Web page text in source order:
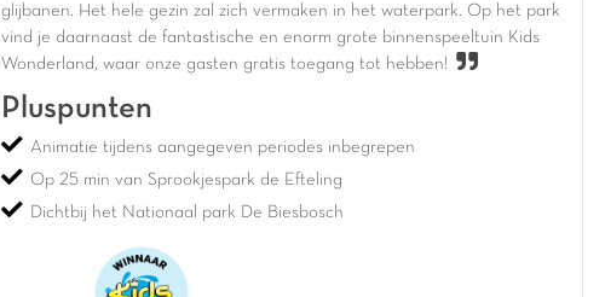
glijbanen. Het hele gezin zal zich vermaken in het waterpark. Op het park
vind je daarnaast de fantastische en enorm grote binnenspeeltuin Kids
Wonderland, waar onze gasten gratis toegang tot hebben!
Pluspunten
Animatie tijdens aangegeven periodes inbegrepen
Op 25 min van Sprookjespark de Efteling
Dichtbij het Nationaal park De Biesbosch